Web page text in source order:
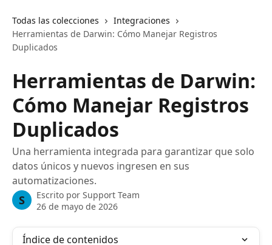
Todas las colecciones
Integraciones
Herramientas de Darwin: Cómo Manejar Registros
Duplicados
Herramientas de Darwin:
Cómo Manejar Registros
Duplicados
Una herramienta integrada para garantizar que solo
datos únicos y nuevos ingresen en sus
automatizaciones.
S Escrito por Support Team
26 de mayo de 2026
Índice de contenidos